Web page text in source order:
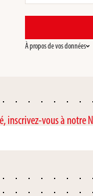
À propos de vos données
inscrivez-vous à notre